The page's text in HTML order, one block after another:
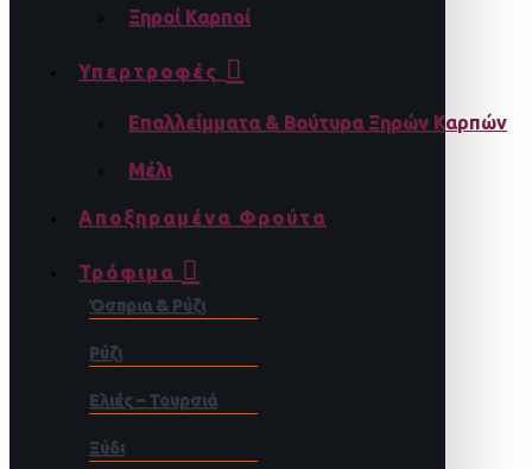
Ξηροί Καρποί
Υπερτροφές
Επαλλείμματα & Βούτυρα Ξηρών Καρπών
Μέλι
Αποξηραμένα Φρούτα
Τρόφιμα
Όσπρια & Ρύζι
Ρύζι
Ελιές – Τουρσιά
Ξύδι